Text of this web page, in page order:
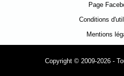
Page
Conditions
Mentions
Copyright © 2009-2026 -